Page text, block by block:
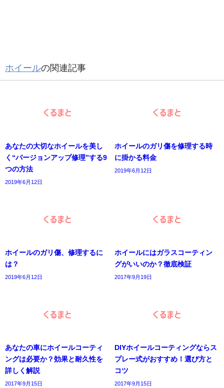
ホイールの関連記事
あなたの大切なホイールを美し
く“バージョンアップ修理”する9
つの方法
2019年6月12日
ホイールのガリ傷を修理する時
に掛かる料金
2019年6月12日
ホイールのガリ傷、修理するに
は？
2019年6月12日
ホイールにはガラスコーティン
グがいいのか？徹底検証
2017年9月19日
あなたの車にホイールコーティ
ングは必要か？効果と耐久性を
詳しく解説
2017年9月15日
DIYホイールコーティングならス
プレー式がおすすめ！選び方と
コツ
2017年9月15日